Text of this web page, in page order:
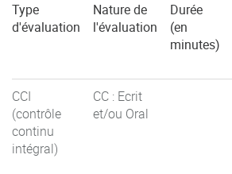
Type
d'évaluation
Nature de
l'évaluation
Durée
(en
minutes)
CCI
(contrôle
continu
intégral)
CC : Ecrit
et/ou Oral